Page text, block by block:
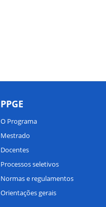
PPGE
O Programa
Mestrado
Docentes
Processos seletivos
Normas e regulamentos
Orientações gerais